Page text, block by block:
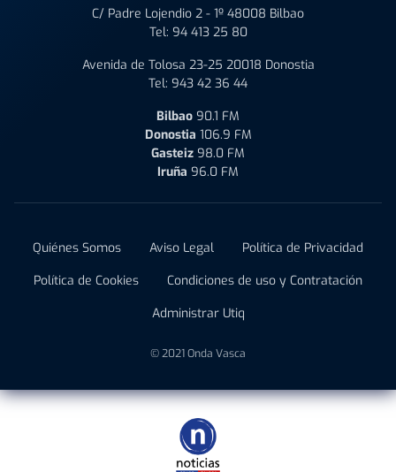
C/ Padre Lojendio 2 - 1º 48008 Bilbao
Tel: 94 413 25 80
Avenida de Tolosa 23-25 20018 Donostia
Tel: 943 42 36 44
Bilbao 90.1 FM
Donostia 106.9 FM
Gasteiz 98.0 FM
Iruña 96.0 FM
Quiénes Somos Aviso Legal
Política de Privacidad
Política de Cookies
Condiciones de uso y Contratación
Administrar Utiq
© 2021 Onda Vasca